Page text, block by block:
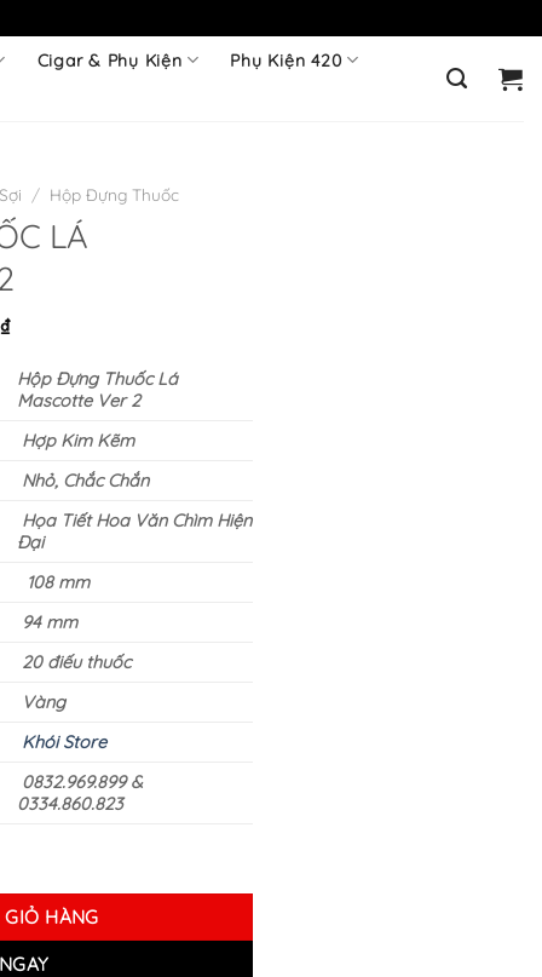
Cigar & Phụ Kiện Phụ Kiện 420
/ Hộp Đựng Thuốc
LÁ
₫Giá
tại
là:
200.000 ₫.
Hộp Đựng Thuốc Lá
Mascotte Ver 2
Hợp Kim Kẽm
Nhỏ, Chắc Chắn
Họa Tiết Hoa Văn Chìm Hiện
Đại
108 mm
94 mm
20 điếu thuốc
Vàng
Khói Store
0832.969.899 &
0334.860.823
VER 2 số lượng
HÀNG